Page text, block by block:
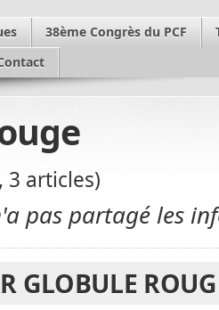
38ème Congrès du PCF
3 articles)
pas partagé les
GLOBULE